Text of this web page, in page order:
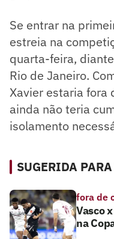
Se entrar na
estreia na
quarta-feira,
Rio de Janeiro.
Xavier estaria fora
ainda não teria
isolamento
SUGERIDA
fora de
Vasco
na